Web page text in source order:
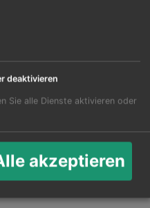
Flugziele ab Loreto:
deaktivieren
Sie alle Dienste aktivieren oder
akzeptieren